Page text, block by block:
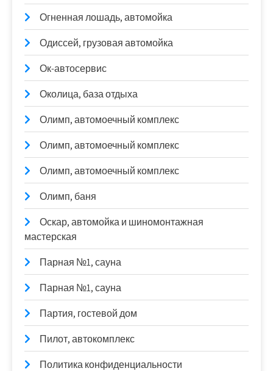
Огненная лошадь, автомойка
Одиссей, грузовая автомойка
Ок-автосервис
Околица, база отдыха
Олимп, автомоечный комплекс
Олимп, автомоечный комплекс
Олимп, автомоечный комплекс
Олимп, баня
Оскар, автомойка и шиномонтажная
мастерская
Парная №1, сауна
Парная №1, сауна
Партия, гостевой дом
Пилот, автокомплекс
Политика конфиденциальности